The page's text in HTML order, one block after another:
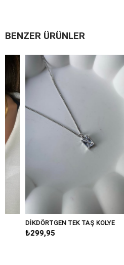
BENZER ÜRÜNLER
DİKDÖRTGEN TEK TAŞ KOLYE
₺299,95